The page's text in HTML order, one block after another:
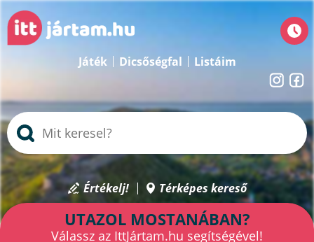
Játék Dicsőségfal Listáim
Értékelj! Térképes kereső
UTAZOL MOSTANÁBAN?
Válassz az IttJártam.hu segítségével!